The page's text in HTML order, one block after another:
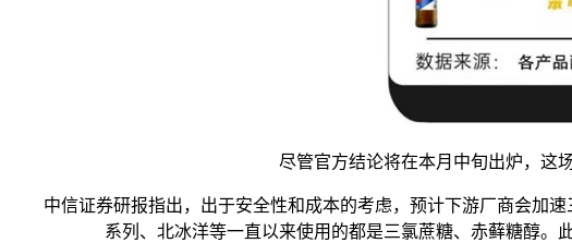
尽管官方结论将在本月中旬出炉，这场
中信证券研报指出，出于安全性和成本的考虑，预计下游厂商会加速
系列、北冰洋等一直以来使用的都是三氯蔗糖、赤藓糖醇。